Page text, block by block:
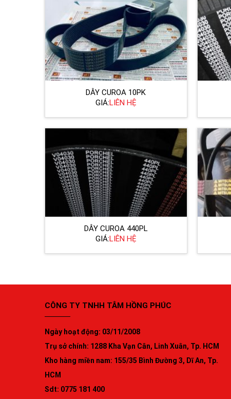
DÂY CUROA 10PK
GIÁ:LIÊN HỆ
DÂY CUROA 440PL
GIÁ:LIÊN HỆ
CÔNG TY TNHH TÂM HỒNG PHÚC
Ngày hoạt động: 03/11/2008
Trụ sở chính: 1288 Kha Vạn Cân, Linh Xuân, Tp. HCM
Kho hàng miền nam: 155/35 Bình Đường 3, Dĩ An, Tp.
HCM
Sdt: 0775 181 400